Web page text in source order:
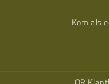
Kom als